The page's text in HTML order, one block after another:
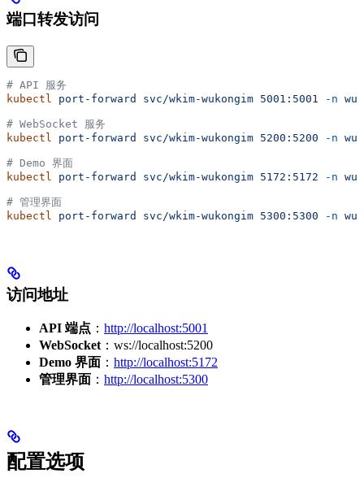
端口转发访问
# API 服务
kubectl
port-forward svc/wkim-wukongim 5001:5001 -n
# WebSocket 服务
kubectl
port-forward svc/wkim-wukongim 5200:5200 -n
# Demo 界面
kubectl
port-forward svc/wkim-wukongim 5172:5172 -n
# 管理界面
kubectl
port-forward svc/wkim-wukongim 5300:5300 -n
访问地址
API 端点 ： http://localhost:5001
WebSocket ：ws://localhost:5200
Demo 界面 ： http://localhost:5172
管理界面 ： http://localhost:5300
配置选项